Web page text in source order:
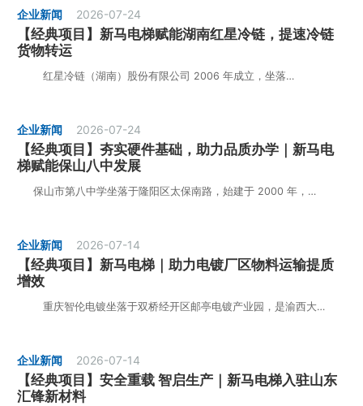
企业新闻 2026-07-24
【经典项目】新马电梯赋能湖南红星冷链，提速冷链
货物转运
红星冷链（湖南）股份有限公司 2006 年成立，坐落…
企业新闻 2026-07-24
【经典项目】夯实硬件基础，助力品质办学｜新马电
梯赋能保山八中发展
保山市第八中学坐落于隆阳区太保南路，始建于 2000 年，…
企业新闻 2026-07-14
【经典项目】新马电梯｜助力电镀厂区物料运输提质
增效
重庆智伦电镀坐落于双桥经开区邮亭电镀产业园，是渝西大…
企业新闻 2026-07-14
【经典项目】安全重载 智启生产｜新马电梯入驻山东
汇锋新材料